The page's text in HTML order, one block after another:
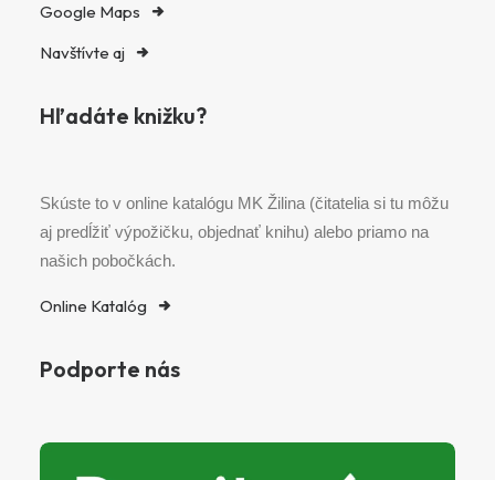
Google Maps
Navštívte aj
Hľadáte knižku?
Skúste to v online katalógu MK Žilina (čitatelia si tu môžu
aj predĺžiť výpožičku, objednať knihu) alebo priamo na
našich pobočkách.
Online Katalóg
Podporte nás